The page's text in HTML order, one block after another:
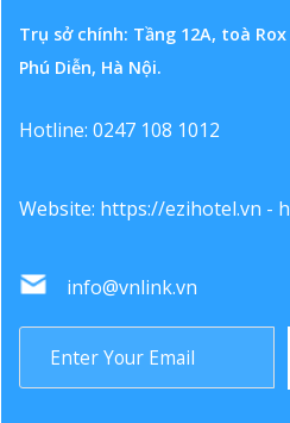
Trụ sở chính: Tầng 12A, toà
Phú Diễn, Hà Nội.
Hotline: 0247 108 1012
Website: https://ezihotel.vn -
info@vnlink.vn